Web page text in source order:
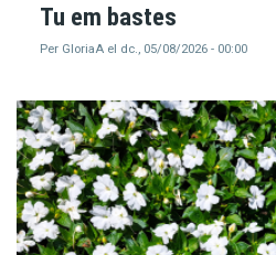
Tu em bastes
Per GloriaA el dc., 05/08/2026 - 00:00